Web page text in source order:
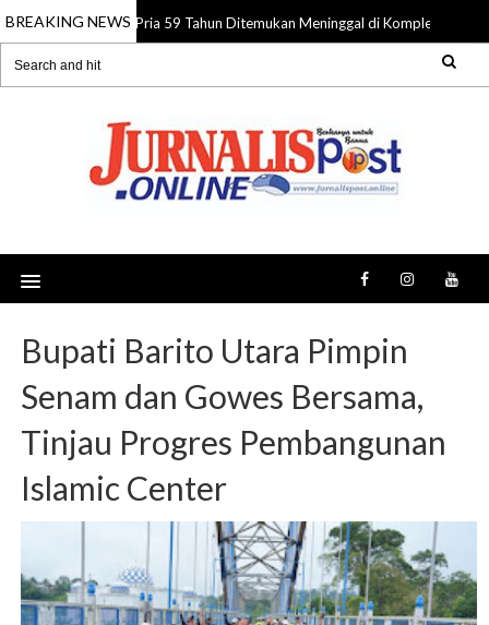
BREAKING NEWS
08 Aug 2026 Pria 59 Tahun Ditemukan Meninggal di Komplek Pasar
Bupati Barito Utara Pimpin
Senam dan Gowes Bersama,
Tinjau Progres Pembangunan
Islamic Center